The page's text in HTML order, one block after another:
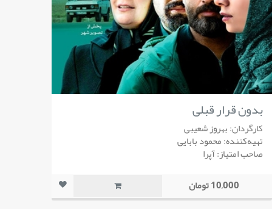
بدون قرار قبلی
کارگردان: بهروز شعیبی
تهیه‌کننده: محمود بابایی
صاحب امتیاز: آپرا
10,000 تومان